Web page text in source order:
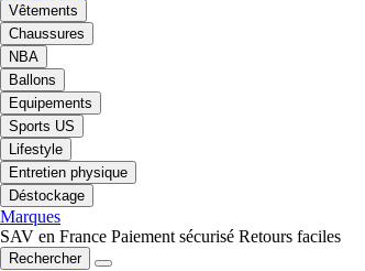
Vêtements
Chaussures
NBA
Ballons
Equipements
Sports US
Lifestyle
Entretien physique
Déstockage
Marques
SAV en France Paiement sécurisé Retours faciles
Rechercher